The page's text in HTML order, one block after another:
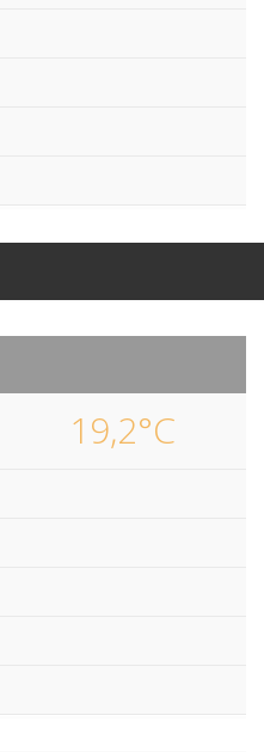
19,2°C